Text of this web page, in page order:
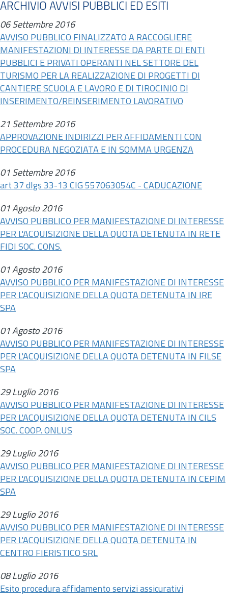
ARCHIVIO AVVISI PUBBLICI ED ESITI
06 Settembre 2016
AVVISO PUBBLICO FINALIZZATO A RACCOGLIERE
MANIFESTAZIONI DI INTERESSE DA PARTE DI ENTI
PUBBLICI E PRIVATI OPERANTI NEL SETTORE DEL
TURISMO PER LA REALIZZAZIONE DI PROGETTI DI
CANTIERE SCUOLA E LAVORO E DI TIROCINIO DI
INSERIMENTO/REINSERIMENTO LAVORATIVO
21 Settembre 2016
APPROVAZIONE INDIRIZZI PER AFFIDAMENTI CON
PROCEDURA NEGOZIATA E IN SOMMA URGENZA
01 Settembre 2016
art 37 dlgs 33-13 CIG 557063054C - CADUCAZIONE
01 Agosto 2016
AVVISO PUBBLICO PER MANIFESTAZIONE DI INTERESSE
PER L'ACQUISIZIONE DELLA QUOTA DETENUTA IN RETE
FIDI SOC. CONS.
01 Agosto 2016
AVVISO PUBBLICO PER MANIFESTAZIONE DI INTERESSE
PER L'ACQUISIZIONE DELLA QUOTA DETENUTA IN IRE
SPA
01 Agosto 2016
AVVISO PUBBLICO PER MANIFESTAZIONE DI INTERESSE
PER L'ACQUISIZIONE DELLA QUOTA DETENUTA IN FILSE
SPA
29 Luglio 2016
AVVISO PUBBLICO PER MANIFESTAZIONE DI INTERESSE
PER L'ACQUISIZIONE DELLA QUOTA DETENUTA IN CILS
SOC. COOP. ONLUS
29 Luglio 2016
AVVISO PUBBLICO PER MANIFESTAZIONE DI INTERESSE
PER L'ACQUISIZIONE DELLA QUOTA DETENUTA IN CEPIM
SPA
29 Luglio 2016
AVVISO PUBBLICO PER MANIFESTAZIONE DI INTERESSE
PER L'ACQUISIZIONE DELLA QUOTA DETENUTA IN
CENTRO FIERISTICO SRL
08 Luglio 2016
Esito procedura affidamento servizi assicurativi